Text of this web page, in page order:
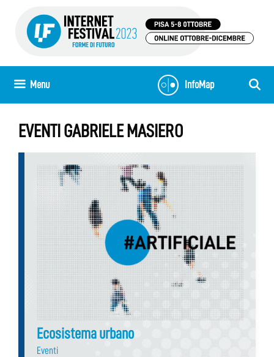
contenuto
InfoMap
Menu
EVENTI GABRIELE MASIERO
Ecosistema urbano
Eventi